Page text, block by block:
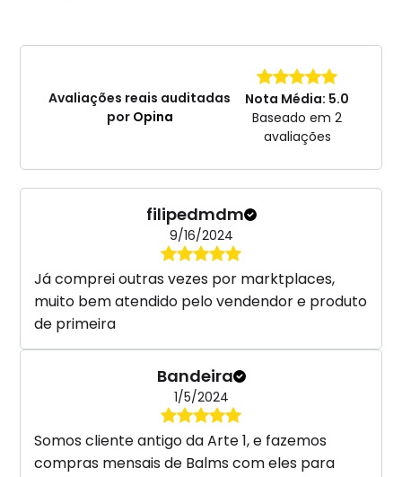
Avaliações reais auditadas
por Opina
Nota Média: 5.0
Baseado em 2
avaliações
filipedmdm
9/16/2024
Já comprei outras vezes por marktplaces,
muito bem atendido pelo vendendor e produto
de primeira
Bandeira
1/5/2024
Somos cliente antigo da Arte 1, e fazemos
compras mensais de Balms com eles para